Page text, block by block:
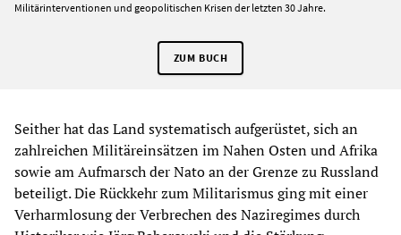
Militärinterventionen und geopolitischen Krisen der letzten 30 Jahre.
ZUM BUCH
Seither hat das Land systematisch aufgerüstet, sich an
zahlreichen Militäreinsätzen im Nahen Osten und Afrika
sowie am Aufmarsch der Nato an der Grenze zu Russland
beteiligt. Die Rückkehr zum Militarismus ging mit einer
Verharmlosung der Verbrechen des Naziregimes durch